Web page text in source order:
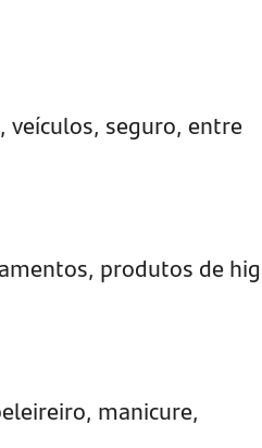
veículos, seguro, entre
produtos de
manicure,